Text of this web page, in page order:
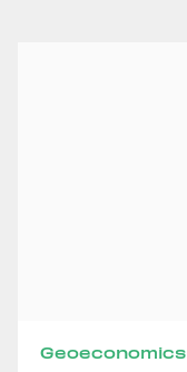
Geoeconomics